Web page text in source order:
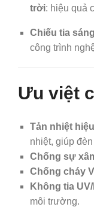
trời: hiệu quả
Chiếu tia
công trình
Ưu việt
Tản nhiệt
nhiệt, giúp
Chống sự
Chống cháy
Không tia UV/
môi trường.